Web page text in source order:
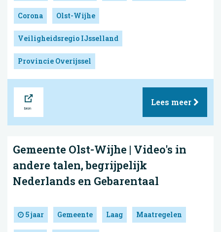
Corona Olst-Wijhe
Veiligheidsregio IJsselland
Provincie Overijssel
Lees meer
Gemeente Olst-Wijhe | Video's in
andere talen, begrijpelijk
Nederlands en Gebarentaal
5 jaar Gemeente Laag Maatregelen